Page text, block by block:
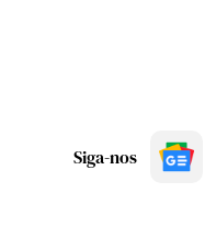
Siga-nos